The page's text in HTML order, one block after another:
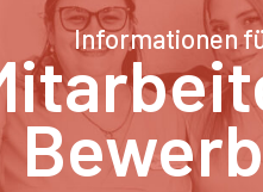
Informationen